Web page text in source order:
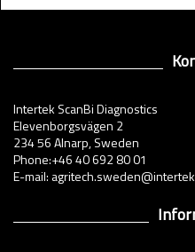
Intertek ScanBi Diagnostics
Elevenborgsvägen 2
234 56 Alnarp, Sweden
Phone:+46 40 692 80 01
E-mail: